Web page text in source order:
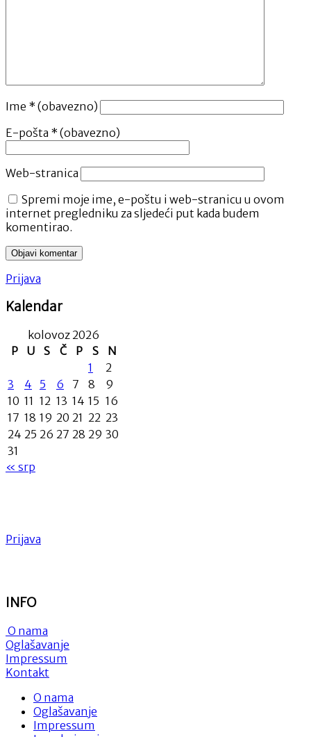
Ime * (obavezno)
E-pošta * (obavezno)
Web-stranica
Spremi moje ime, e-poštu i web-stranicu u ovom
internet pregledniku za sljedeći put kada budem
komentirao.
Prijava
Kalendar
kolovoz 2026
P
U S Č P S
N
1
2
3
4 5 6 7 8
9
10 11 12 13 14 15 16
17 18 19 20 21 22 23
24 25 26 27 28 29 30
31
« srp
Prijava
INFO
O nama
Oglašavanje
Impressum
Kontakt
O nama
Oglašavanje
Impressum